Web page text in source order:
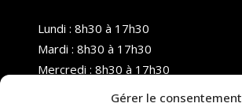
Gérer le consentement
Lundi : 8h30 à 17h30
Mardi : 8h30 à 17h30
Mercredi : 8h30 à 17h30